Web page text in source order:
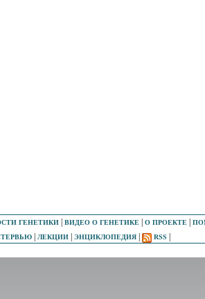
ГЕНЕТИКИ| ВИДЕО О ГЕНЕТИКЕ| О ПРОЕКТЕ|
| ЛЕКЦИИ| ЭНЦИКЛОПЕДИЯ| RSS |